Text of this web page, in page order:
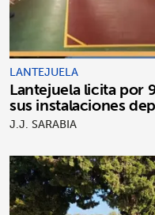
LANTEJUELA
Lantejuela licita por
sus instalaciones
J.J. SARABIA